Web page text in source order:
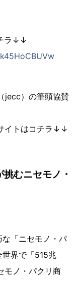
ラ↓↓
jecc）の筆頭協賛
イトはコチラ↓↓
挑むニセモノ・
「ニセモノ・パ
世界で「515兆
モノ・パクリ商